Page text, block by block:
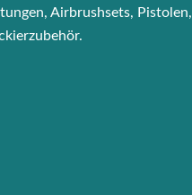
Airbrushsets, Pistolen,